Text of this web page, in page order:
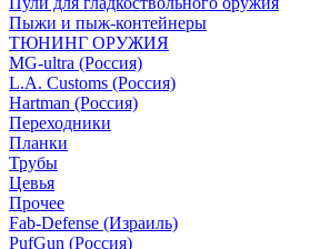
Пыжи и пыж-контейнеры
ТЮНИНГ ОРУЖИЯ
MG-ultra (Россия)
L.A. Customs (Россия)
Hartman (Россия)
Переходники
Планки
Трубы
Цевья
Прочее
Fab-Defense (Израиль)
PufGun (Россия)